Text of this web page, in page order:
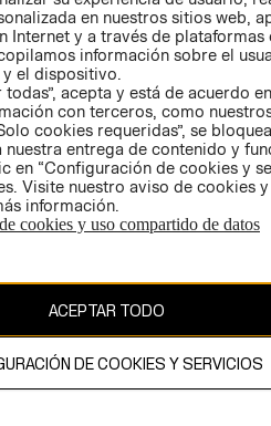
GIFT CARD
AVISO DE
COOKIES
está protegido por copyright y es
AB.
en nuestros sitios web,
Internet y a través de plataformas
información sobre el
el dispositivo.
acepta y está de acuerdo
con terceros, como
cookies requeridas”, se
entrega de contenido y
en “Configuración de cookies y
Visite nuestro aviso de cookies
información.
cookies y uso compartido de datos
ACEPTAR TODO
DE COOKIES Y SERVICIOS